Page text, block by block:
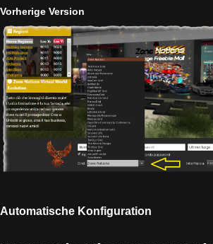
Vorherige Version
Automatische Konfiguration